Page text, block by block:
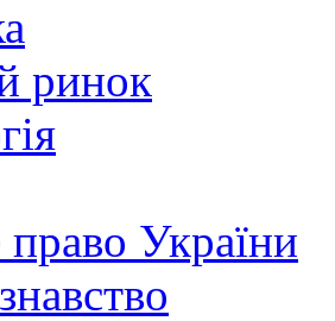
ринок
України